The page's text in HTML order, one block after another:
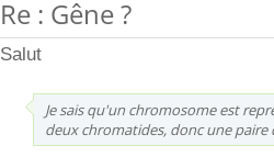
Re : Gêne ?
Salut
Je sais qu'un chromosome est
deux chromatides, donc une paire